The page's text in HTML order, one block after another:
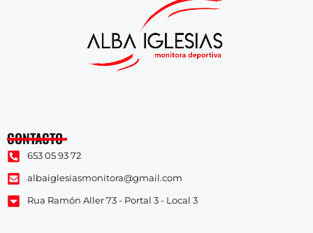
CONTACTO
653 05 93 72
albaiglesiasmonitora@gmail.com
Rua Ramón Aller 73 - Portal 3 - Local 3